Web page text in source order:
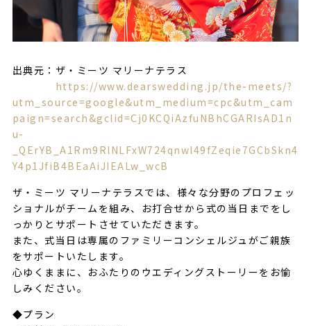
出典元：ザ・ミーツ マリーナテラス
https://www.dearswedding.jp/the-meets/?
utm_source=google&utm_medium=cpc&utm_cam
paign=search&gclid=Cj0KCQiAzfuNBhCGARIsAD1n
u-
_QErYB_A1Rm9RlNLFxW724qnwl49fZeqie7GCbSkn4
Y4p1JfiB4BEaAiJIEALw_wcB
ザ・ミーツ マリーナテラスでは、様々な分野のプロフェッ
ショナルがチームを組み、お打合せから式の当日までをし
っかりとサポートさせていただきます。
また、式当日は専属のファミリーコンシェルジュがご親族
をサポートいたします。
心ゆくままに、おふたりのウエディングストーリーをお愉
しみください。
◆プラン